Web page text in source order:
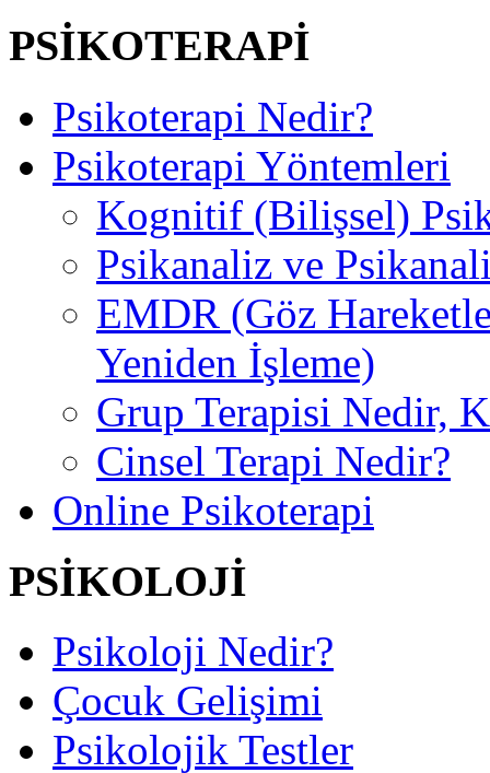
PSİKOTERAPİ
Psikoterapi Nedir?
Psikoterapi Yöntemleri
Kognitif (Bilişsel)
Psikanaliz ve
EMDR (Göz
Yeniden İşleme)
Grup Terapisi Nedir,
Cinsel Terapi Nedir?
Online Psikoterapi
PSİKOLOJİ
Psikoloji Nedir?
Çocuk Gelişimi
Psikolojik Testler